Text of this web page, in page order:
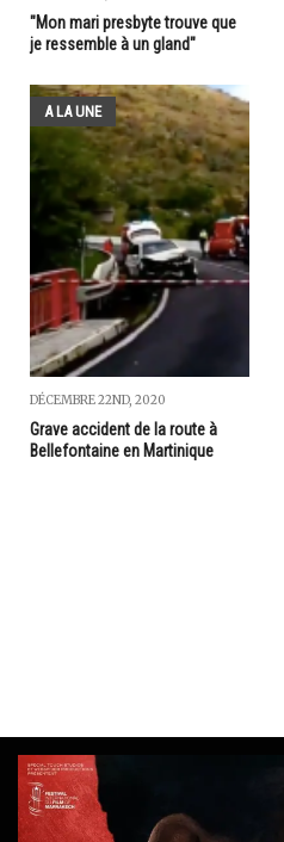
"Mon mari presbyte trouve que
je ressemble à un gland"
A LA UNE
DÉCEMBRE 22ND, 2020
Grave accident de la route à
Bellefontaine en Martinique